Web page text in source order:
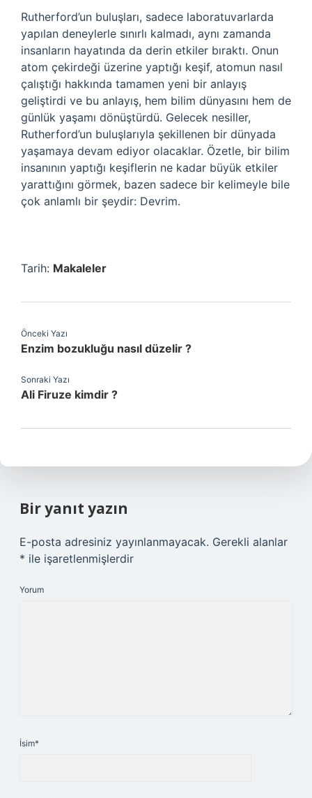
Rutherford’un buluşları, sadece laboratuvarlarda
yapılan deneylerle sınırlı kalmadı, aynı zamanda
insanların hayatında da derin etkiler bıraktı. Onun
atom çekirdeği üzerine yaptığı keşif, atomun nasıl
çalıştığı hakkında tamamen yeni bir anlayış
geliştirdi ve bu anlayış, hem bilim dünyasını hem de
günlük yaşamı dönüştürdü. Gelecek nesiller,
Rutherford’un buluşlarıyla şekillenen bir dünyada
yaşamaya devam ediyor olacaklar. Özetle, bir bilim
insanının yaptığı keşiflerin ne kadar büyük etkiler
yarattığını görmek, bazen sadece bir kelimeyle bile
çok anlamlı bir şeydir: Devrim.
Tarih: Makaleler
Önceki Yazı
Enzim bozukluğu nasıl düzelir ?
Sonraki Yazı
Ali Firuze kimdir ?
Bir yanıt yazın
E-posta adresiniz yayınlanmayacak. Gerekli alanlar
* ile işaretlenmişlerdir
Yorum
İsim*